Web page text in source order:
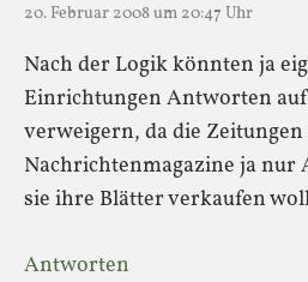
20. Februar 2008 um 20:47 Uhr
Nach der Logik könnten ja
Einrichtungen Antworten
verweigern, da die
Nachrichtenmagazine ja nur
sie ihre Blätter verkaufen
Antworten